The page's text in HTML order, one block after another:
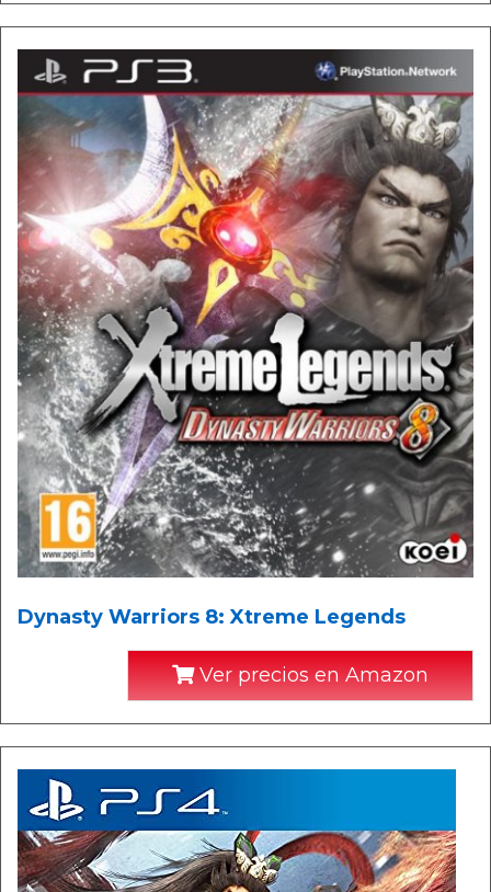
Dynasty Warriors 8: Xtreme Legends
Ver precios en Amazon